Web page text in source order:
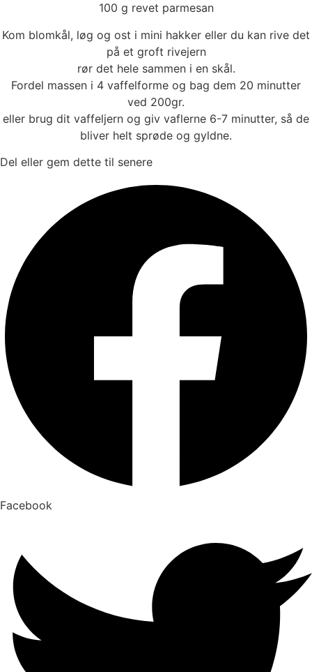
100 g revet parmesan
Kom blomkål, løg og ost i mini hakker eller du kan rive det
på et groft rivejern
rør det hele sammen i en skål.
Fordel massen i 4 vaffelforme og bag dem 20 minutter
ved 200gr.
eller brug dit vaffeljern og giv vaflerne 6-7 minutter, så de
bliver helt sprøde og gyldne.
Del eller gem dette til senere
Facebook